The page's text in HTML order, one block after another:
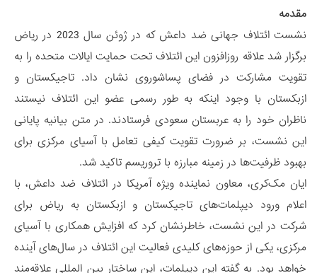
مقدمه
نشست ائتلاف جهانی ضد داعش که در ژوئن سال 2023 در ریاض
برگزار شد علاقه روزافزون این ائتلاف تحت حمایت ایالات متحده را به
تقویت مشارکت در فضای پساشوروی نشان داد. تاجیکستان و
ازبکستان با وجود اینکه به طور رسمی عضو این ائتلاف نیستند
ناظران خود را به عربستان سعودی فرستادند. در متن بیانیه پایانی
این نشست، بر ضرورت تقویت کیفی تعامل با آسیای مرکزی برای
بهبود ظرفیت‌ها در زمینه مبارزه با تروریسم تاکید شد.
ایان مک‌کری، معاون نماینده ویژه آمریکا در ائتلاف ضد داعش، با
اعلام ورود دیپلمات‌های تاجیکستان و ازبکستان به ریاض برای
شرکت در این نشست، خاطرنشان کرد که افزایش همکاری با آسیای
مرکزی، یکی از حوزه‌های کلیدی فعالیت این ائتلاف در سال‌های آینده
خواهد بود. به گفته این دیپلمات، این ساختار بین المللی علاقه‌مند